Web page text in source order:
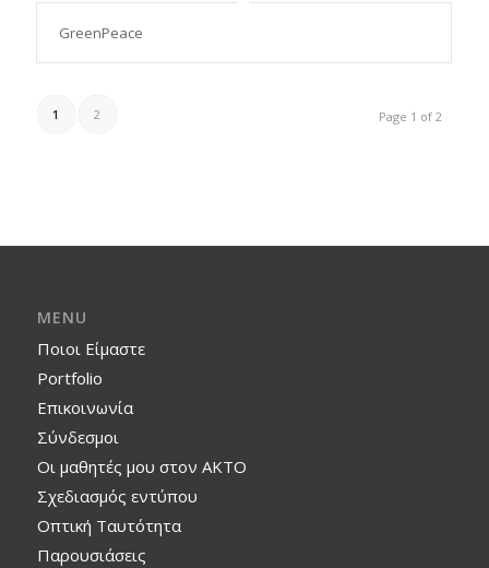
GreenPeace
Page 1 of 2
1 2
MENU
Ποιοι Είμαστε
Portfolio
Επικοινωνία
Σύνδεσμοι
Οι μαθητές μου στον ΑΚΤΟ
Σχεδιασμός εντύπου
Οπτική Ταυτότητα
Παρουσιάσεις